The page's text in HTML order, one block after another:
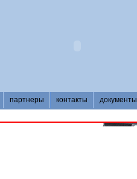
партнеры контакты документы